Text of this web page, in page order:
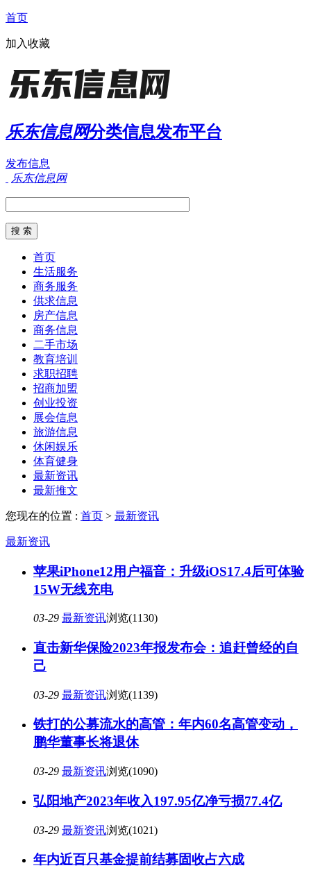
首页
加入收藏
乐东信息网分类信息发布平台
发布信息
乐东信息网
首页
生活服务
商务服务
供求信息
房产信息
商务信息
二手市场
教育培训
求职招聘
招商加盟
创业投资
展会信息
旅游信息
休闲娱乐
体育健身
最新资讯
最新推文
您现在的位置 : 首页 > 最新资讯
最新资讯
苹果iPhone12用户福音：升级iOS17.4后可体验
15W无线充电
03-29 最新资讯浏览(1130)
直击新华保险2023年报发布会：追赶曾经的自
己
03-29 最新资讯浏览(1139)
铁打的公募流水的高管：年内60名高管变动，
鹏华董事长将退休
03-29 最新资讯浏览(1090)
弘阳地产2023年收入197.95亿净亏损77.4亿
03-29 最新资讯浏览(1021)
年内近百只基金提前结募固收占六成